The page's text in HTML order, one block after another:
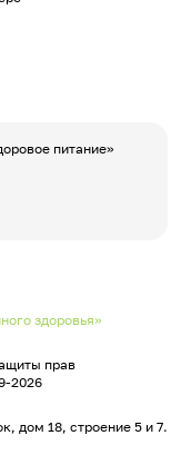
питание»
здоровья»
прав
2026
дом 18, строение 5 и 7.